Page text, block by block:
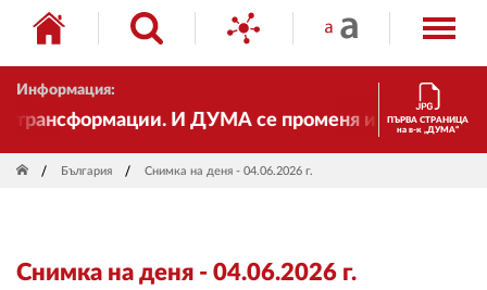
Информация:
И ДУМА се променя и става
ПЪРВА СТРАНИЦА
на в-к „ДУМА“
България Снимка на деня - 04.06.2026 г.
Снимка на деня - 04.06.2026 г.
СВЯТ
ДРУГИ